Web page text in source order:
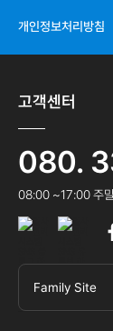
개인정보처리방침
고객센터
080.
08:00 ~17:00 주
Family Site